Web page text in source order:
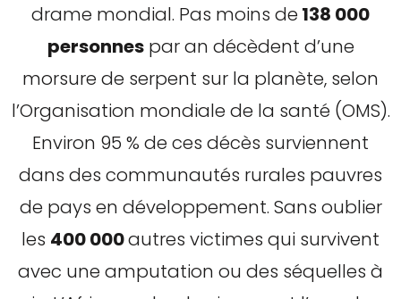
drame mondial. Pas moins de 138 000
personnespar an décèdent d’une
morsure de serpent sur la planète, selon
l’Organisation mondiale de la santé (OMS).
Environ 95 % de ces décès surviennent
dans des communautés rurales pauvres
de pays en développement. Sans oublier
les 400 000autres victimes qui survivent
avec une amputation ou des séquelles à